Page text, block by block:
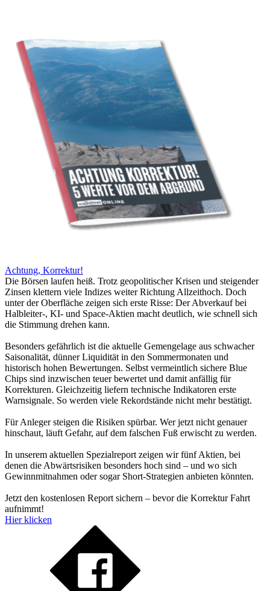
Achtung, Korrektur!
Die Börsen laufen heiß. Trotz geopolitischer Krisen und steigender
Zinsen klettern viele Indizes weiter Richtung Allzeithoch. Doch
unter der Oberfläche zeigen sich erste Risse: Der Abverkauf bei
Halbleiter-, KI- und Space-Aktien macht deutlich, wie schnell sich
die Stimmung drehen kann.
Besonders gefährlich ist die aktuelle Gemengelage aus schwacher
Saisonalität, dünner Liquidität in den Sommermonaten und
historisch hohen Bewertungen. Selbst vermeintlich sichere Blue
Chips sind inzwischen teuer bewertet und damit anfällig für
Korrekturen. Gleichzeitig liefern technische Indikatoren erste
Warnsignale. So werden viele Rekordstände nicht mehr bestätigt.
Für Anleger steigen die Risiken spürbar. Wer jetzt nicht genauer
hinschaut, läuft Gefahr, auf dem falschen Fuß erwischt zu werden.
In unserem aktuellen Spezialreport zeigen wir fünf Aktien, bei
denen die Abwärtsrisiken besonders hoch sind – und wo sich
Gewinnmitnahmen oder sogar Short-Strategien anbieten könnten.
Jetzt den kostenlosen Report sichern – bevor die Korrektur Fahrt
aufnimmt!
Hier klicken